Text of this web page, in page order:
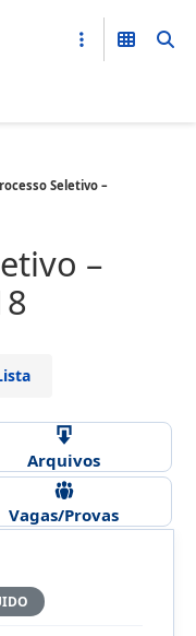
Seletivo –
–
Arquivos
Vagas/Provas